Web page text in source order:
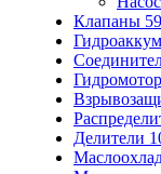
Клапаны
Делители